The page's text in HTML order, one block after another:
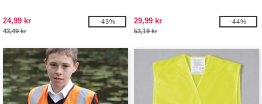
24,99 kr
43,49 kr
-43% 29,99 kr
53,19 kr
-44%